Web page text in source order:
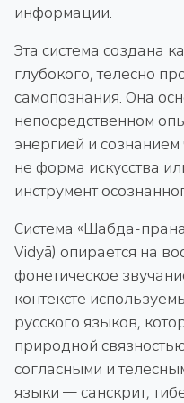
информации.
Эта система создана
глубокого, телесно
самопознания. Она
непосредственном
энергией и
не форма искусства
инструмент
Система «Шабда-
Vidyā) опирается на
фонетическое
контексте
русского языков,
природной
согласными и
языки — санскрит,